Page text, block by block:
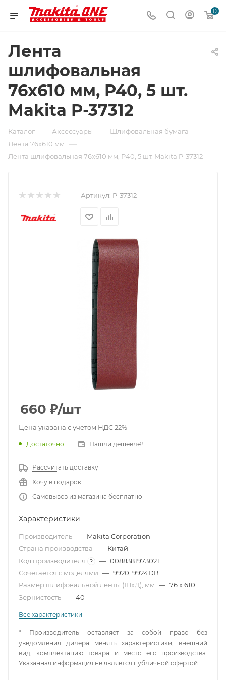
0
Лента
шлифовальная
76х610 мм, P40, 5 шт.
Makita P-37312
Каталог — Аксессуары — Шлифовальная бумага —
Лента 76х610 мм —
Лента шлифовальная 76х610 мм, P40, 5 шт. Makita P-37312
Артикул: P-37312
660 ₽/шт
Цена указана с учетом НДС 22%
Достаточно Нашли дешевле?
Рассчитать доставку
Хочу в подарок
Самовывоз из магазина бесплатно
Характеристики
Производитель — Makita Corporation
Страна производства — Китай
Код производителя
? — 0088381973021
Сочетается с моделями — 9920, 9924DB
Размер шлифовальной ленты (ШхД), мм — 76 х 610
Зернистость — 40
Все характеристики
* Производитель оставляет за собой право без
уведомления дилера менять характеристики, внешний
вид, комплектацию товара и место его производства.
Указанная информация не является публичной офертой.